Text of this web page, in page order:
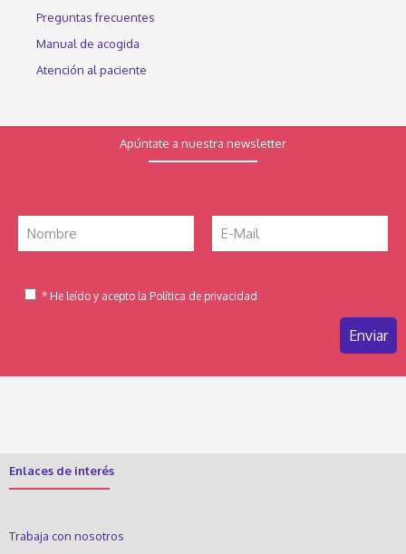
Preguntas frecuentes
Manual de acogida
Atención al paciente
Apúntate a nuestra newsletter
* He leído y acepto la Política de privacidad
Enlaces de interés
Trabaja con nosotros